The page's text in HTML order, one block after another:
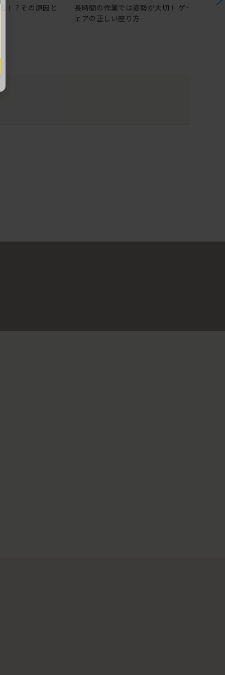
！？その原因と
長時間の作業では姿勢が大切！ ゲーミングチ
ェアの正しい座り方